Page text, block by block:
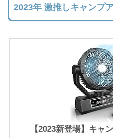
2023年 激推しキャンプ
【2023新登場】キャ